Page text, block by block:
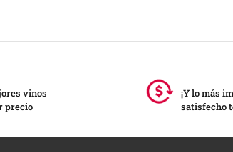
vinos
precio
¡Y lo más
satisfecho